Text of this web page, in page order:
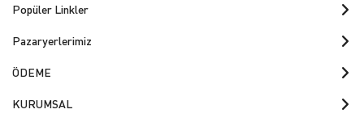
Popüler Linkler
Pazaryerlerimiz
ÖDEME
KURUMSAL